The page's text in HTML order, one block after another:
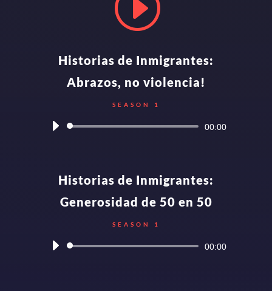
Historias de Inmigrantes:
Abrazos, no violencia!
SEASON 1
Audio
00:00
Historias de Inmigrantes:
Generosidad de 50 en 50
SEASON 1
Audio
00:00